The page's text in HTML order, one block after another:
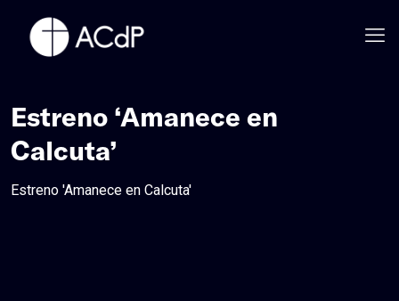
Estreno ‘Amanece en
Calcuta’
Estreno 'Amanece en Calcuta'